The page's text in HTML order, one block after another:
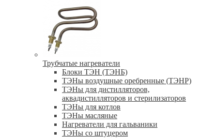
Трубчатые нагреватели
Блоки ТЭН (ТЭНБ)
ТЭНы воздушные оребренные (ТЭНР)
ТЭНы для дистилляторов,
аквадистилляторов и стерилизаторов
ТЭНы для котлов
ТЭНы масляные
Нагреватели для гальваники
ТЭНы со штуцером